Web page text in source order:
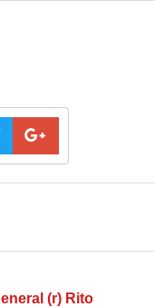
(r) Rito